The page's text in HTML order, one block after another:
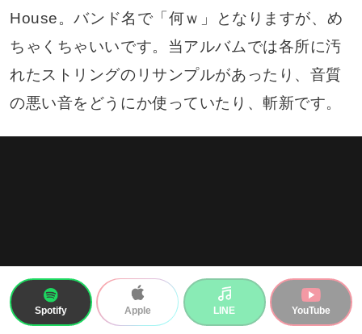
House。バンド名で「何ｗ」となりますが、め
ちゃくちゃいいです。当アルバムでは各所に汚
れたストリングのリサンプルがあったり、音質
の悪い音をどうにか使っていたり、斬新です。
Spotify Apple LINE YouTube